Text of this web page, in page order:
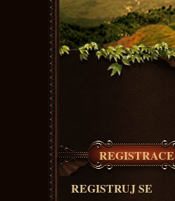
REGISTRACE
REGISTRUJ SE